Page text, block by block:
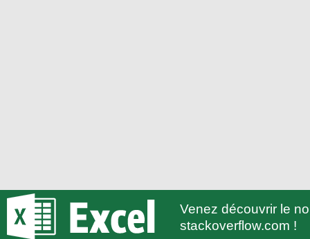
Venez découvrir le
stackoverflow.com !